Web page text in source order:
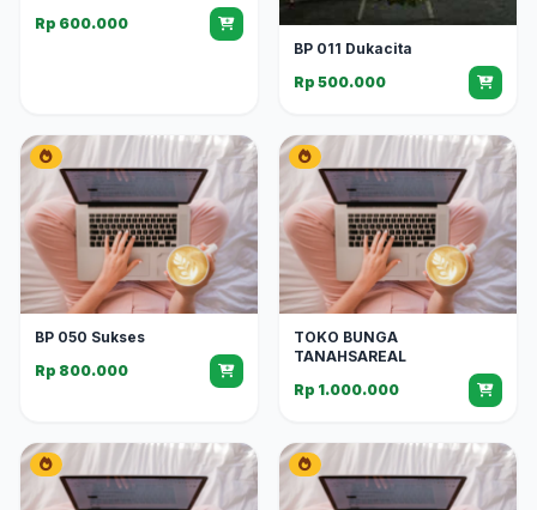
Rp 600.000
BP 011 Dukacita
Rp 500.000
BP 050 Sukses
Rp 800.000
TOKO BUNGA
TANAHSAREAL
Rp 1.000.000